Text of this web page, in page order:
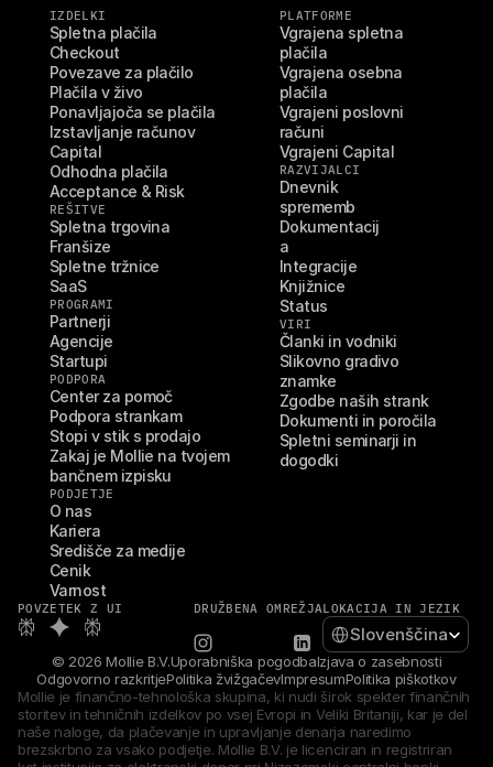
IZDELKI
Spletna plačila
Checkout
Povezave za plačilo
Plačila v živo
Ponavljajoča se plačila
Izstavljanje računov
Capital
Odhodna plačila
Acceptance & Risk
REŠITVE
Spletna trgovina
Franšize
Spletne tržnice
SaaS
PROGRAMI
Partnerji
Agencije
Startupi
PODPORA
Center za pomoč
Podpora strankam
Stopi v stik s prodajo
Zakaj je Mollie na tvojem
bančnem izpisku
PODJETJE
O nas
Kariera
Središče za medije
Cenik
Varnost
PLATFORME
Vgrajena spletna
plačila
Vgrajena osebna
plačila
Vgrajeni poslovni
računi
Vgrajeni Capital
RAZVIJALCI
Dnevnik
sprememb
Dokumentacij
a
Integracije
Knjižnice
Status
VIRI
Članki in vodniki
Slikovno gradivo
znamke
Zgodbe naših strank
Dokumenti in poročila
Spletni seminarji in
dogodki
POVZETEK Z UI DRUŽBENA OMREŽJALOKACIJA IN JEZIK
Select Language
Slovenščina
© 2026 Mollie B.V.Uporabniška pogodbaIzjava o zasebnosti
Odgovorno razkritjePolitika žvižgačevImpresumPolitika piškotkov
Mollie je finančno-tehnološka skupina, ki nudi širok spekter finančnih
storitev in tehničnih izdelkov po vsej Evropi in Veliki Britaniji, kar je del
naše naloge, da plačevanje in upravljanje denarja naredimo
brezskrbno za vsako podjetje. Mollie B.V. je licenciran in registriran